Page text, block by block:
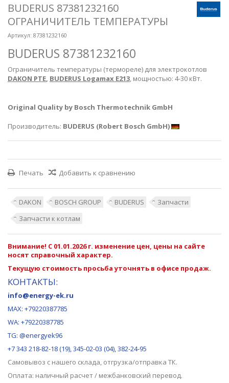
BUDERUS 87381232160
ОГРАНИЧИТЕЛЬ ТЕМПЕРАТУРЫ
Артикул: 87381232160
BUDERUS 87381232160
Ограничитель температуры (термореле) для электрокотлов
DAKON PTE, BUDERUS Logamax E213, мощностью: 4-30 кВт.
Original Quality by Bosch Thermotechnik GmbH
Производитель: BUDERUS (Robert Bosch GmbH)
Печать Добавить к сравнению
DAKON BOSCH GROUP BUDERUS
Запчасти
Запчасти к котлам
Внимание! С 01.01.2026 г. изменение цен, цены на сайте
носят справочный характер.
Текущую стоимость просьба уточнять в офисе продаж.
КОНТАКТЫ:
info@energy-ek.ru
MAX: +79220387785
WA: +79220387785
TG: @energyek96
+7 343 218-82-18 (19), 345-02-03 (04), 382-24-95
Самовывоз с нашего склада, отгрузка/отправка ТК.
Оплата: наличный расчет / межбанковский перевод.